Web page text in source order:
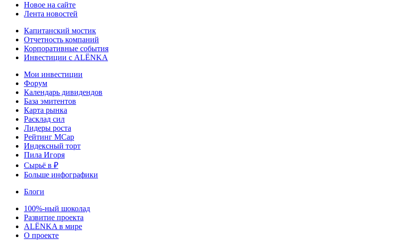
Новое на сайте
Лента новостей
Капитанский мостик
Отчетность компаний
Корпоративные события
Инвестиции с ALЁNKA
Мои инвестиции
Форум
Календарь дивидендов
База эмитентов
Карта рынка
Расклад сил
Лидеры роста
Рейтинг MCap
Индексный торт
Пила Игоря
Сырьё в ₽
Больше инфографики
Блоги
100%-ный шоколад
Развитие проекта
ALЁNKA в мире
О проекте